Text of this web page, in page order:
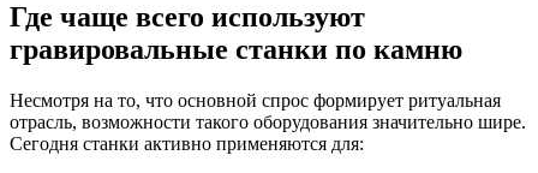
Где чаще всего используют
гравировальные станки по камню
Несмотря на то, что основной спрос формирует ритуальная
отрасль, возможности такого оборудования значительно шире.
Сегодня станки активно применяются для: